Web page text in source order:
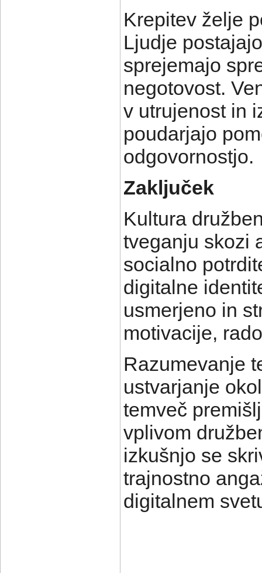
Krepitev želje
Ljudje
sprejemajo
negotovost.
v utrujenost in
poudarjajo
odgovornostjo.
Zaključek
Kultura
tveganju skozi
socialno
digitalne
usmerjeno in
motivacije,
Razumevanje
ustvarjanje
temveč
vplivom
izkušnjo se
trajnostno
digitalnem